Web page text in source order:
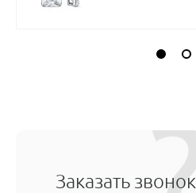
Заказать звонок